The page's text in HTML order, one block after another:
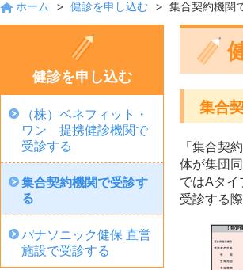
ホーム 健診を申し込む 集合契約機関
健診を申し込む
（株）ベネフィット・
ワン 提携健診機関で
受診する
集合契約機関で受診す
る
パナソニック健保 直営
施設で受診する
集合
「集合契
体が集団
ではAタイ
受診する